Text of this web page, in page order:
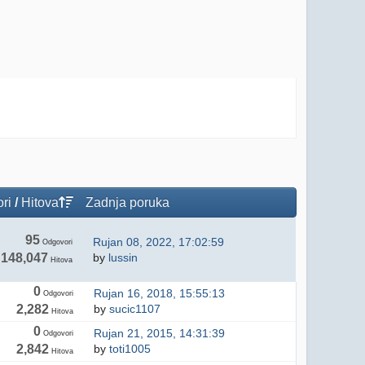
/ Hitova
Zadnja poruka
95 Odgovori
148,047 Hitova
Rujan 08, 2022, 17:02:59
by lussin
0Odgovori
2,282Hitova
Rujan 16, 2018, 15:55:13
by sucic1107
0Odgovori
2,842Hitova
Rujan 21, 2015, 14:31:39
by toti1005